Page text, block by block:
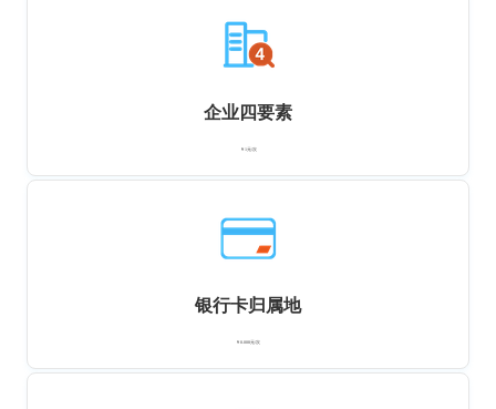
企业四要素
￥1元/次
银行卡归属地
￥0.008元/次